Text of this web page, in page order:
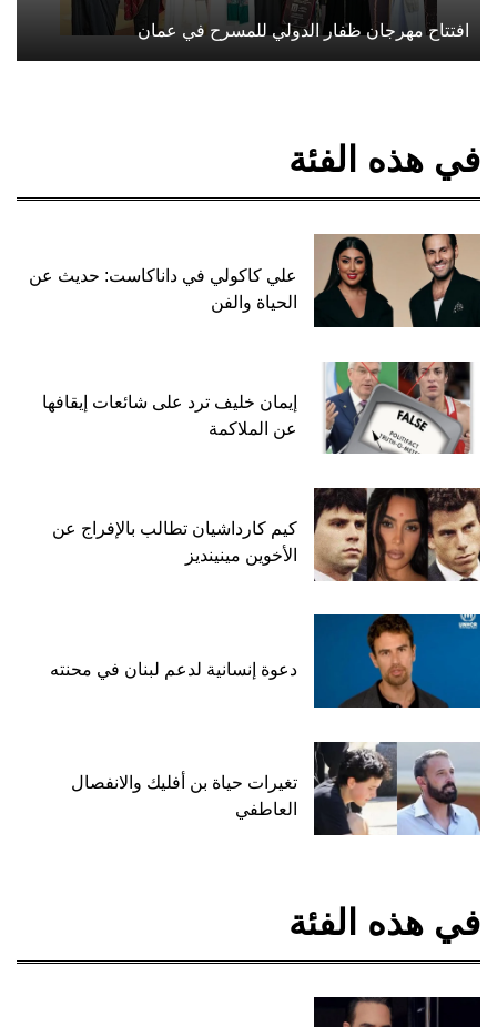
افتتاح مهرجان ظفار الدولي للمسرح في عمان
في هذه الفئة
علي كاكولي في داناكاست: حديث عن
الحياة والفن
إيمان خليف ترد على شائعات إيقافها
عن الملاكمة
كيم كارداشيان تطالب بالإفراج عن
الأخوين مينينديز
دعوة إنسانية لدعم لبنان في محنته
تغيرات حياة بن أفليك والانفصال
العاطفي
في هذه الفئة